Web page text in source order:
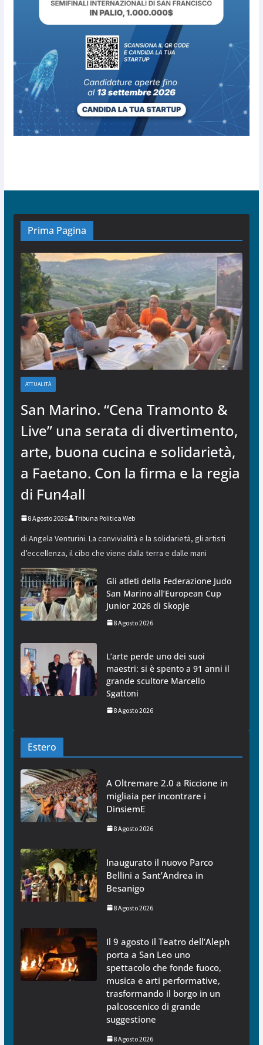
Prima Pagina
ATTUALITÀ
San Marino. “Cena Tramonto &
Live” una serata di divertimento,
arte, buona cucina e solidarietà,
a Faetano. Con la firma e la regia
di Fun4all
8 Agosto 2026 Tribuna Politica Web
di Angela Venturini. La convivialità e la solidarietà, gli artisti
d’eccellenza, il cibo che viene dalla terra e dalle mani
Gli atleti della Federazione Judo
San Marino all’European Cup
Junior 2026 di Skopje
8 Agosto 2026
L’arte perde uno dei suoi
maestri: si è spento a 91 anni il
grande scultore Marcello
Sgattoni
8 Agosto 2026
Estero
A Oltremare 2.0 a Riccione in
migliaia per incontrare i
DinsiemE
8 Agosto 2026
Inaugurato il nuovo Parco
Bellini a Sant’Andrea in
Besanigo
8 Agosto 2026
Il 9 agosto il Teatro dell’Aleph
porta a San Leo uno
spettacolo che fonde fuoco,
musica e arti performative,
trasformando il borgo in un
palcoscenico di grande
suggestione
8 Agosto 2026